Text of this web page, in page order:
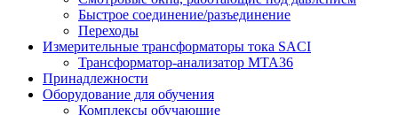
Быстрое соединение/разъединение
Переходы
Измерительные трансформаторы тока SACI
Трансформатор-анализатор MTA36
Принадлежности
Оборудование для обучения
Комплексы обучающие